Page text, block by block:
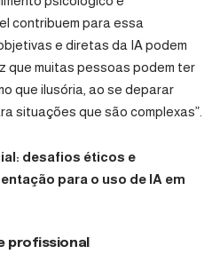
contribuem para essa
e diretas da IA podem
que muitas pessoas podem ter
que ilusória, ao se deparar
situações que são complexas”.
desafios éticos e
para o uso de IA em
profissional